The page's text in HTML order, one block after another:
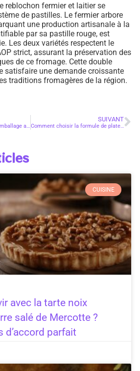
reblochon fermier et laitier se
de pastilles. Le fermier arbore
une production artisanale à la
par sa pastille rouge, est
Les deux variétés respectent le
strict, assurant la préservation des
de ce fromage. Cette double
satisfaire une demande croissante
traditions fromagères de la région.
SUIVANT
Comment choisir la formule de plateau repas idéale pour votre entreprise à Paris et en Île-de-France
CUISINE
avec la tarte noix
salé de Mercotte ?
d’accord parfait